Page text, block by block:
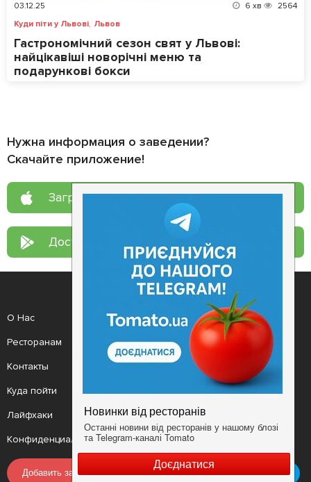
03.12.25 6 хв
2564
Куди піти у Львові, Львов
Гастрономічний сезон свят у Львові:
найцікавіші новорічні меню та
подарункові бокси
Нужна информация о заведении?
Скачайте приложение!
Загрузите в App Store
Доступно в Google Play
О Нас
Ресторанам
Контакты
Куда пойти
Лайфхаки
Конфиденциальность
Рецепт дня
Новости
Анонсы
Мобильное приложение
Условия
Добавить заведение